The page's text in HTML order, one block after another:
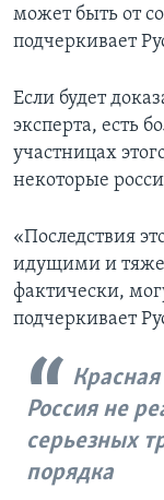
может быть от
подчеркивает
Если будет
эксперта, есть
участницах
некоторые
«Последствия
идущими и
фактически,
подчеркивает
Россия не
серьезных
порядка